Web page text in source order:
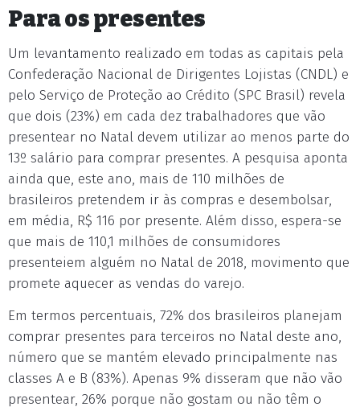
Para os presentes
Um levantamento realizado em todas as capitais pela
Confederação Nacional de Dirigentes Lojistas (CNDL) e
pelo Serviço de Proteção ao Crédito (SPC Brasil) revela
que dois (23%) em cada dez trabalhadores que vão
presentear no Natal devem utilizar ao menos parte do
13º salário para comprar presentes. A pesquisa aponta
ainda que, este ano, mais de 110 milhões de
brasileiros pretendem ir às compras e desembolsar,
em média, R$ 116 por presente. Além disso, espera-se
que mais de 110,1 milhões de consumidores
presenteiem alguém no Natal de 2018, movimento que
promete aquecer as vendas do varejo.
Em termos percentuais, 72% dos brasileiros planejam
comprar presentes para terceiros no Natal deste ano,
número que se mantém elevado principalmente nas
classes A e B (83%). Apenas 9% disseram que não vão
presentear, 26% porque não gostam ou não têm o